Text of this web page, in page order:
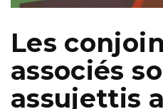
Les
associés
assujettis